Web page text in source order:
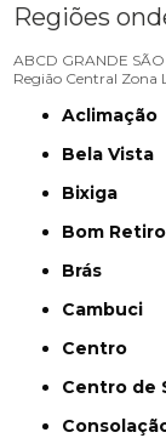
Regiões
ABCD GRANDE
Região Central Zona
Aclimação
Bela Vista
Bixiga
Bom Retiro
Brás
Cambuci
Centro
Centro de